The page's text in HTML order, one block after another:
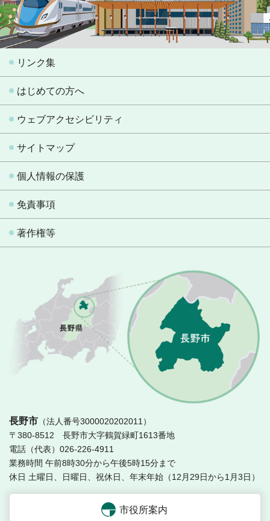
リンク集
はじめての方へ
ウェブアクセシビリティ
サイトマップ
個人情報の保護
免責事項
著作権等
長野市 （法人番号3000020202011）
〒380-8512 長野市大字鶴賀緑町1613番地
電話（代表）026-226-4911
業務時間 午前8時30分から午後5時15分まで
休日 土曜日、日曜日、祝休日、年末年始（12月29日から1月3日）
市役所案内